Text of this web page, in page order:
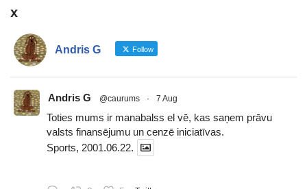
x
Andris G Follow
Andris G @caurums · 7 Aug
Toties mums ir manabalss el vē, kas saņem prāvu
valsts finansējumu un cenzē iniciatīvas.
Sports, 2001.06.22.